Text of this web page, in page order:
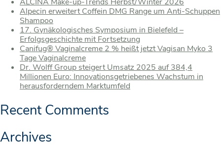
Alpecin erweitert Coffein DMG Range um Anti-Schuppen
Shampoo
17. Gynäkologisches Symposium in Bielefeld –
Erfolgsgeschichte mit Fortsetzung
Canifug® Vaginalcreme 2 % heißt jetzt Vagisan Myko 3
Tage Vaginalcreme
Dr. Wolff Group steigert Umsatz 2025 auf 384,4
Millionen Euro: Innovationsgetriebenes Wachstum in
herausforderndem Marktumfeld
Recent Comments
Archives